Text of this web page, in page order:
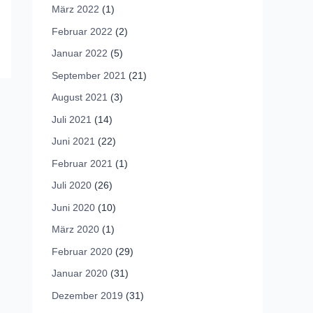
März 2022 (1)
Februar 2022 (2)
Januar 2022 (5)
September 2021 (21)
August 2021 (3)
Juli 2021 (14)
Juni 2021 (22)
Februar 2021 (1)
Juli 2020 (26)
Juni 2020 (10)
März 2020 (1)
Februar 2020 (29)
Januar 2020 (31)
Dezember 2019 (31)